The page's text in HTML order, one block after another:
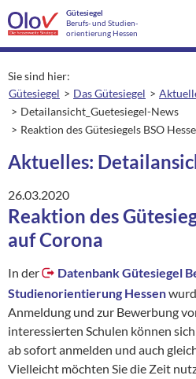
Zum Inhalt springen
Menü
Gütesiegel
Berufs- und Studien­
orientierung Hessen
Sie sind hier:
Gütesiegel
Das Gütesiegel
aktuelle Seite:
Detailansicht_Guetesiegel-News
Reaktion des Gütesiegels BSO
Aktuelles:
26.03.2020
Reaktion des
auf Corona
In der
Datenbank Gütesiegel
Studienorientierung Hessen
Anmeldung und zur Bewerbung
interessierten Schulen können
ab sofort anmelden und auch
Vielleicht möchten Sie die Zeit